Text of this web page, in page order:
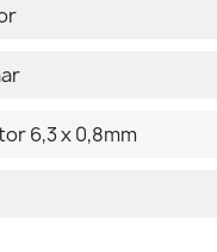
6,3 x 0,8mm